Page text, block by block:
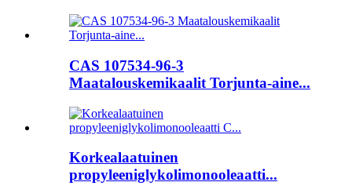
CAS 107534-96-3
Maatalouskemikaalit Torjunta-aine...
Korkealaatuinen
propyleeniglykolimonooleaatti...